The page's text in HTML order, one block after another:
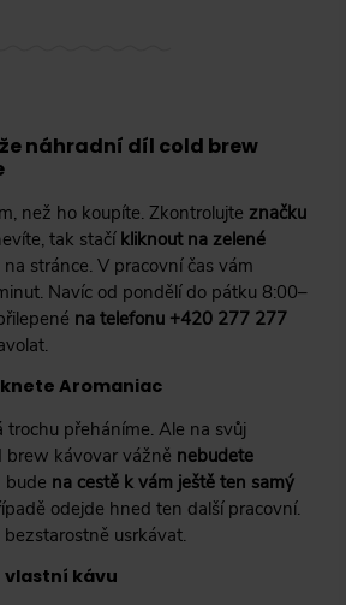
náhradní díl cold brew
než ho koupíte. Zkontrolujte značku
tak stačí kliknout na zelené
na stránce. V pracovní čas vám
Navíc od pondělí do pátku 8:00–
na telefonu +420 277 277
Aromaniac
trochu přeháníme. Ale na svůj
brew kávovar vážně nebudete
bude na cestě k vám ještě ten samý
odejde hned ten další pracovní.
usrkávat.
vlastní kávu